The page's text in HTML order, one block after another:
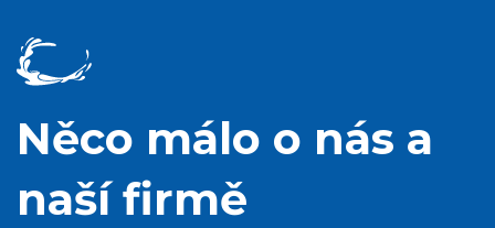
Něco málo o nás a
naší firmě